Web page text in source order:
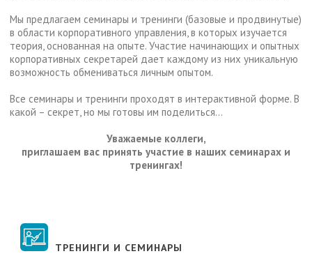
Мы предлагаем семинары и тренинги (базовые и продвинутые)
в области корпоративного управления, в которых изучается
теория, основанная на опыте. Участие начинающих и опытных
корпоративных секретарей дает каждому из них уникальную
возможность обмениваться личным опытом.
Все семинары и тренинги проходят в интерактивной форме. В
какой – секрет, но мы готовы им поделиться…
Уважаемые коллеги,
приглашаем вас принять участие в наших семинарах и
тренингах!
ТРЕНИНГИ И СЕМИНАРЫ